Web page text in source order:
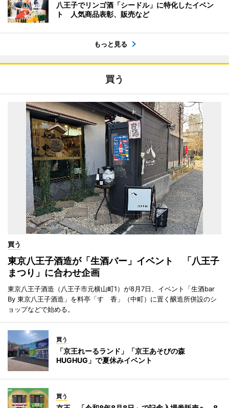
八王子でリンゴ酒「シードル」に特化したイベン
ト 人気商品表彰、販売など
もっと見る
買う
買う
東京八王子酒造が「生酒バー」イベント 「八王子
まつり」に合わせ企画
東京八王子酒造（八王子市元横山町1）が8月7日、イベント「生酒bar
By 東京八王子酒造」を料亭「すゞ香」（中町）に置く醸造所併設のシ
ョップなどで始める。
買う
「京王れーるランド」「京王あそびの森
HUGHUG」で夏休みイベント
買う